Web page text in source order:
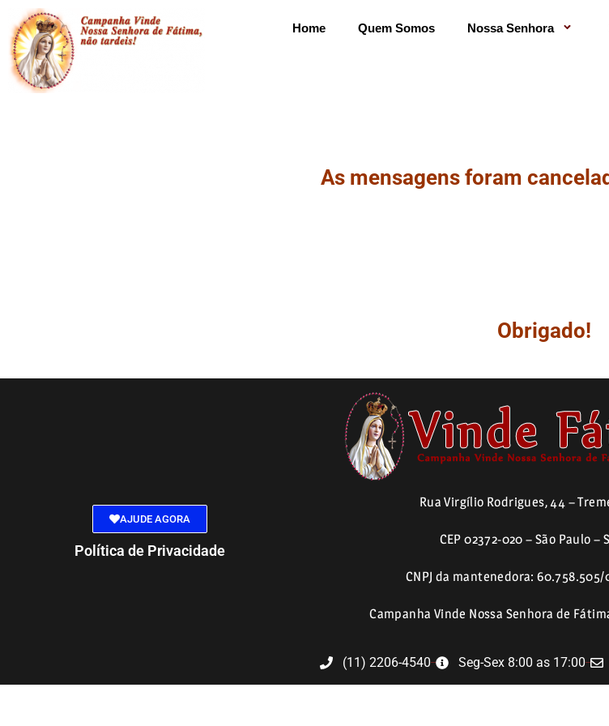
Home Quem Somos Nossa Senhora
As mensagens foram
Obrigado!
AJUDE AGORA
Política de Privacidade
Rua Virgílio Rodrigues, 44 –
CEP 02372-020 – São Paulo –
CNPJ da mantenedora: 60.758.505/
Campanha Vinde Nossa Senhora de
(11) 2206-4540 Seg-Sex 8:00 as 17:00